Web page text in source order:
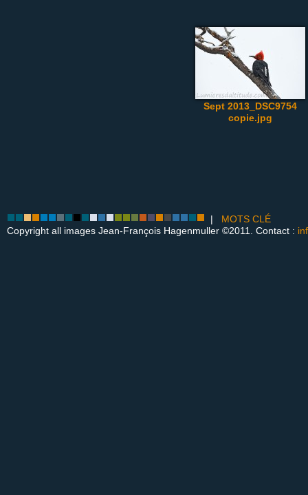
Sept 2013_DSC9754
copie.jpg
| MOTS CLÉ
Copyright all images Jean-François Hagenmuller ©2011. Contact :